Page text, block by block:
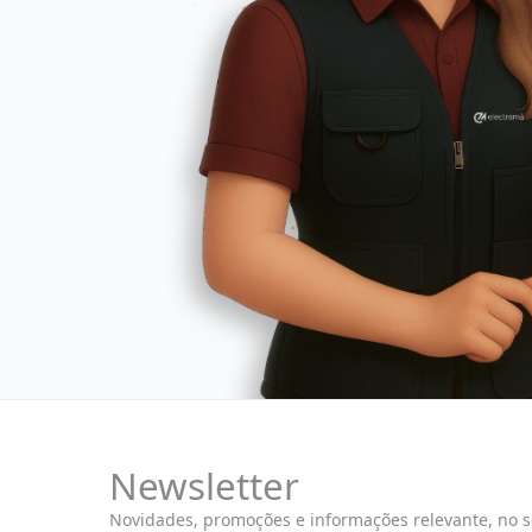
Newsletter
Novidades, promoções e informações relevante, no